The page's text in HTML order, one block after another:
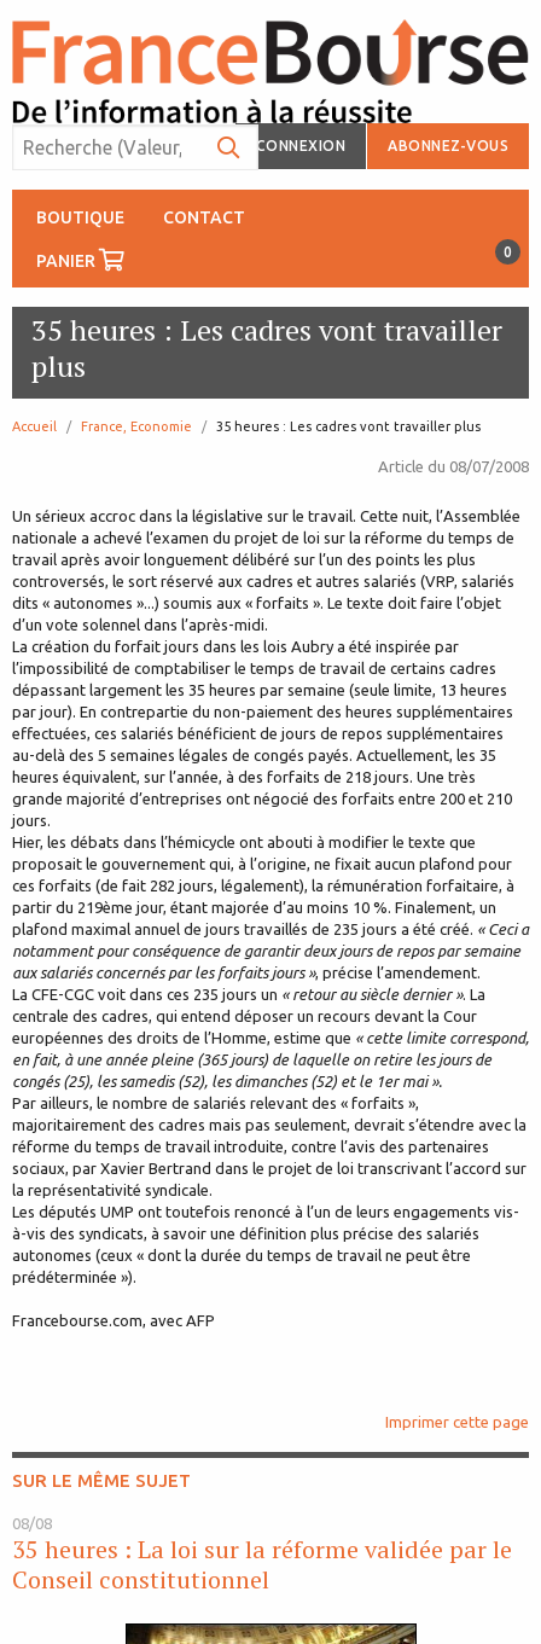
CONNEXION ABONNEZ-VOUS
BOUTIQUE CONTACT
PANIER 0
35 heures : Les cadres vont travailler
plus
Accueil France, Economie page:
35 heures : Les cadres vont travailler plus
Article du 08/07/2008
Un sérieux accroc dans la législative sur le travail. Cette nuit, l’Assemblée
nationale a achevé l’examen du projet de loi sur la réforme du temps de
travail après avoir longuement délibéré sur l’un des points les plus
controversés, le sort réservé aux cadres et autres salariés (VRP, salariés
dits « autonomes »...) soumis aux « forfaits ». Le texte doit faire l’objet
d’un vote solennel dans l’après-midi.
La création du forfait jours dans les lois Aubry a été inspirée par
l’impossibilité de comptabiliser le temps de travail de certains cadres
dépassant largement les 35 heures par semaine (seule limite, 13 heures
par jour). En contrepartie du non-paiement des heures supplémentaires
effectuées, ces salariés bénéficient de jours de repos supplémentaires
au-delà des 5 semaines légales de congés payés. Actuellement, les 35
heures équivalent, sur l’année, à des forfaits de 218 jours. Une très
grande majorité d’entreprises ont négocié des forfaits entre 200 et 210
jours.
Hier, les débats dans l’hémicycle ont abouti à modifier le texte que
proposait le gouvernement qui, à l’origine, ne fixait aucun plafond pour
ces forfaits (de fait 282 jours, légalement), la rémunération forfaitaire, à
partir du 219ème jour, étant majorée d’au moins 10 %. Finalement, un
plafond maximal annuel de jours travaillés de 235 jours a été créé. « Ceci a
notamment pour conséquence de garantir deux jours de repos par semaine
aux salariés concernés par les forfaits jours », précise l’amendement.
La CFE-CGC voit dans ces 235 jours un « retour au siècle dernier ». La
centrale des cadres, qui entend déposer un recours devant la Cour
européennes des droits de l’Homme, estime que « cette limite correspond,
en fait, à une année pleine (365 jours) de laquelle on retire les jours de
congés (25), les samedis (52), les dimanches (52) et le 1er mai ».
Par ailleurs, le nombre de salariés relevant des « forfaits »,
majoritairement des cadres mais pas seulement, devrait s’étendre avec la
réforme du temps de travail introduite, contre l’avis des partenaires
sociaux, par Xavier Bertrand dans le projet de loi transcrivant l’accord sur
la représentativité syndicale.
Les députés UMP ont toutefois renoncé à l’un de leurs engagements vis-
à-vis des syndicats, à savoir une définition plus précise des salariés
autonomes (ceux « dont la durée du temps de travail ne peut être
prédéterminée »).
Francebourse.com, avec AFP
Imprimer cette page
SUR LE MÊME SUJET
08/08
35 heures : La loi sur la réforme validée par le
Conseil constitutionnel